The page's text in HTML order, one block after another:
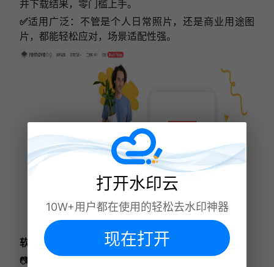
并下载结果，零门槛上手。
✅适用广泛：不管是个人日常照片，还是商业用途图
片，都能轻松应对，场景适配性强。
软件 4、Clipping Magic
📷人像抠图优势如下：
打开水印云
10W+用户都在使用的轻松去水印神器
现在打开